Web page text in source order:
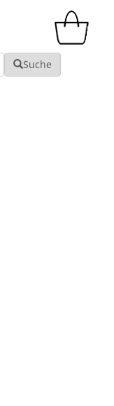
Suche